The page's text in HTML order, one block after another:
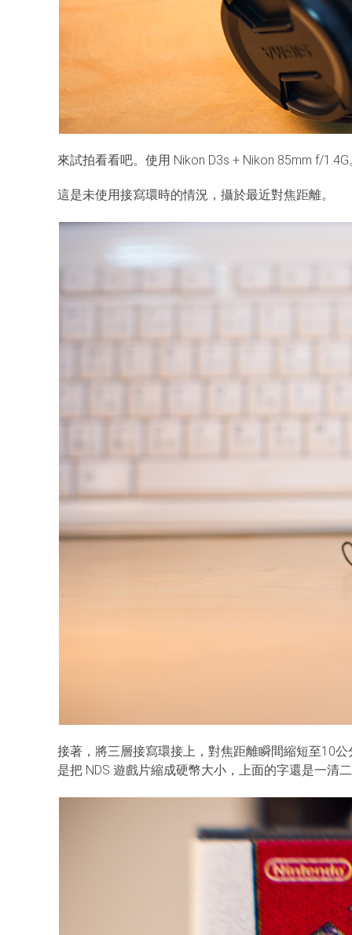
來試拍看看吧。使用 Nikon D3s + Nikon 85mm f/1.4G
這是未使用接寫環時的情況，攝於最近對焦距離。
接著，將三層接寫環接上，對焦距離瞬間縮短至10
是把 NDS 遊戲片縮成硬幣大小，上面的字還是一清